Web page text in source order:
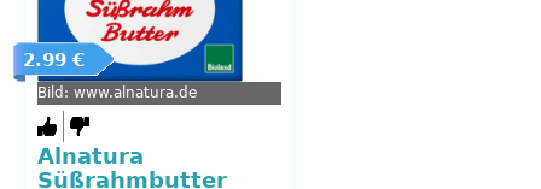
2.99 €
Bild: www.alnatura.de
Alnatura
Süßrahmbutter